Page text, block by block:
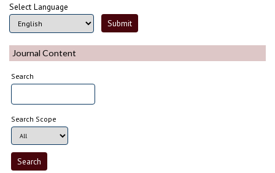
Select Language
Journal Content
Search
Search Scope